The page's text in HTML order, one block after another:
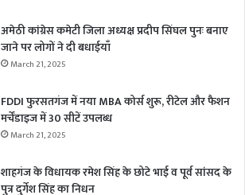
अमेठी कांग्रेस कमेटी जिला अध्यक्ष प्रदीप सिंघल पुनः बनाए
जाने पर लोगों ने दी बधाईयाँ
March 21, 2025
FDDI फुरसतगंज में नया MBA कोर्स शुरू, रीटेल और फैशन
मर्चेंडाइज में 30 सीटें उपलब्ध
March 21, 2025
शाहगंज के विधायक रमेश सिंह के छोटे भाई व पूर्व सांसद के
पुत्र दुर्गेश सिंह का निधन